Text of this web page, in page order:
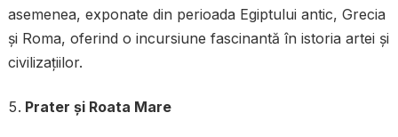
asemenea, exponate din perioada Egiptului antic, Grecia
și Roma, oferind o incursiune fascinantă în istoria artei și
civilizațiilor.
Prater și Roata Mare